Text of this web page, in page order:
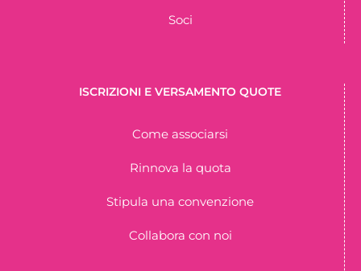
Soci
ISCRIZIONI E VERSAMENTO QUOTE
Come associarsi
Rinnova la quota
Stipula una convenzione
Collabora con noi